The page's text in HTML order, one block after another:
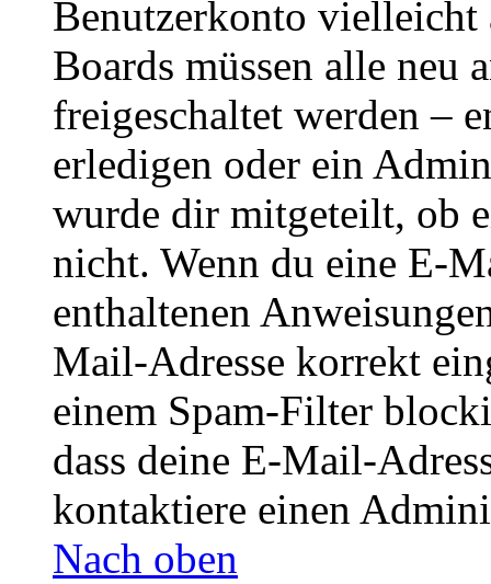
Benutzerkonto
Boards müssen alle neu
freigeschaltet werden –
erledigen oder ein
wurde dir mitgeteilt, ob
nicht. Wenn du eine E-
enthaltenen
Mail-Adresse korrekt
einem Spam-Filter
dass deine E-Mail-
kontaktiere einen
Nach oben